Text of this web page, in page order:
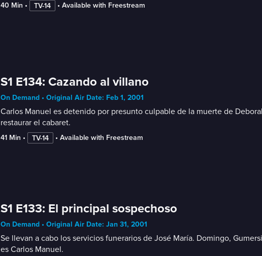
40 Min • TV-14 • Available with Freestream
S1 E134: Cazando al villano
On Demand • Original Air Date: Feb 1, 2001
Carlos Manuel es detenido por presunto culpable de la muerte de
restaurar el cabaret.
41 Min • TV-14 • Available with Freestream
S1 E133: El principal sospechoso
On Demand • Original Air Date: Jan 31, 2001
Se llevan a cabo los servicios funerarios de José María. Domingo,
es Carlos Manuel.